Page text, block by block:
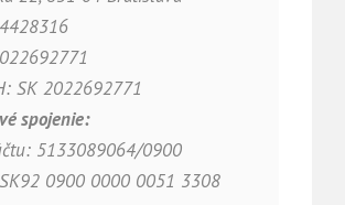
SK 2022692771
spojenie:
5133089064/0900
0900 0000 0051 3308